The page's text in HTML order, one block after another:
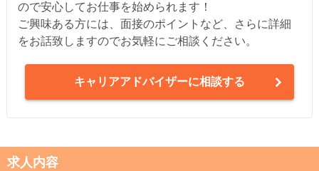
ので安心してお仕事を始められます！
ご興味ある方には、面接のポイントなど、さらに詳細
をお話致しますのでお気軽にご相談ください。
キャリアアドバイザーに相談する
求人内容